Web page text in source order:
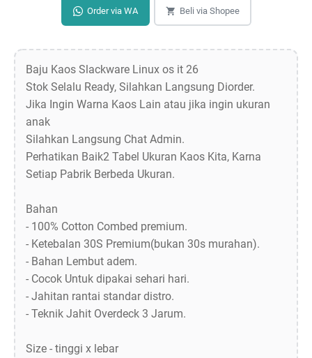
Order via WA Beli via Shopee
Baju Kaos Slackware Linux os it 26
Stok Selalu Ready, Silahkan Langsung Diorder.
Jika Ingin Warna Kaos Lain atau jika ingin ukuran
anak
Silahkan Langsung Chat Admin.
Perhatikan Baik2 Tabel Ukuran Kaos Kita, Karna
Setiap Pabrik Berbeda Ukuran.
Bahan
- 100% Cotton Combed premium.
- Ketebalan 30S Premium(bukan 30s murahan).
- Bahan Lembut adem.
- Cocok Untuk dipakai sehari hari.
- Jahitan rantai standar distro.
- Teknik Jahit Overdeck 3 Jarum.
Size - tinggi x lebar